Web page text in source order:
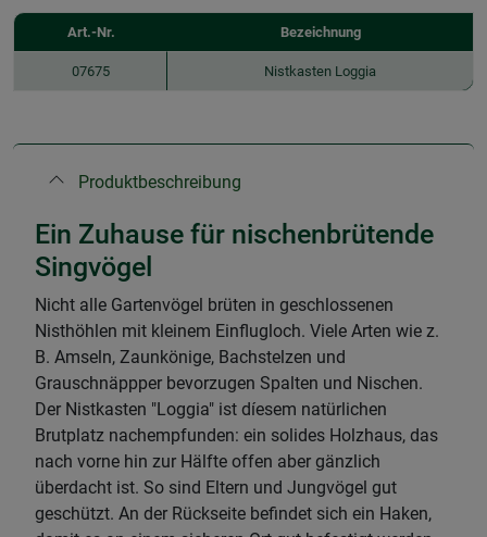
Art.-Nr. Bezeichnung
07675 Nistkasten Loggia
Produktbeschreibung
Ein Zuhause für nischenbrütende
Singvögel
Nicht alle Gartenvögel brüten in geschlossenen
Nisthöhlen mit kleinem Einflugloch. Viele Arten wie z.
B. Amseln, Zaunkönige, Bachstelzen und
Grauschnäppper bevorzugen Spalten und Nischen.
Der Nistkasten "Loggia" ist díesem natürlichen
Brutplatz nachempfunden: ein solides Holzhaus, das
nach vorne hin zur Hälfte offen aber gänzlich
überdacht ist. So sind Eltern und Jungvögel gut
geschützt. An der Rückseite befindet sich ein Haken,